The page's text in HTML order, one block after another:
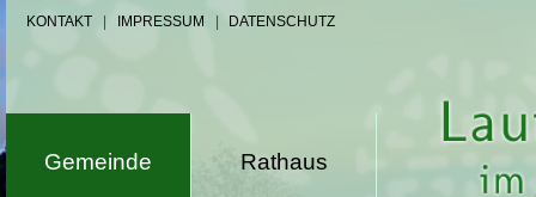
KONTAKT IMPRESSUM DATENSCHUTZ
Gemeinde Rathaus